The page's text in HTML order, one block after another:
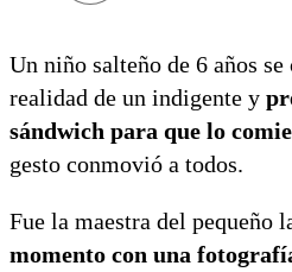
Un niño salteño de 6 años
realidad de un indigente y
sándwich para que lo
gesto conmovió a todos.
Fue la maestra del pequeño
momento con una